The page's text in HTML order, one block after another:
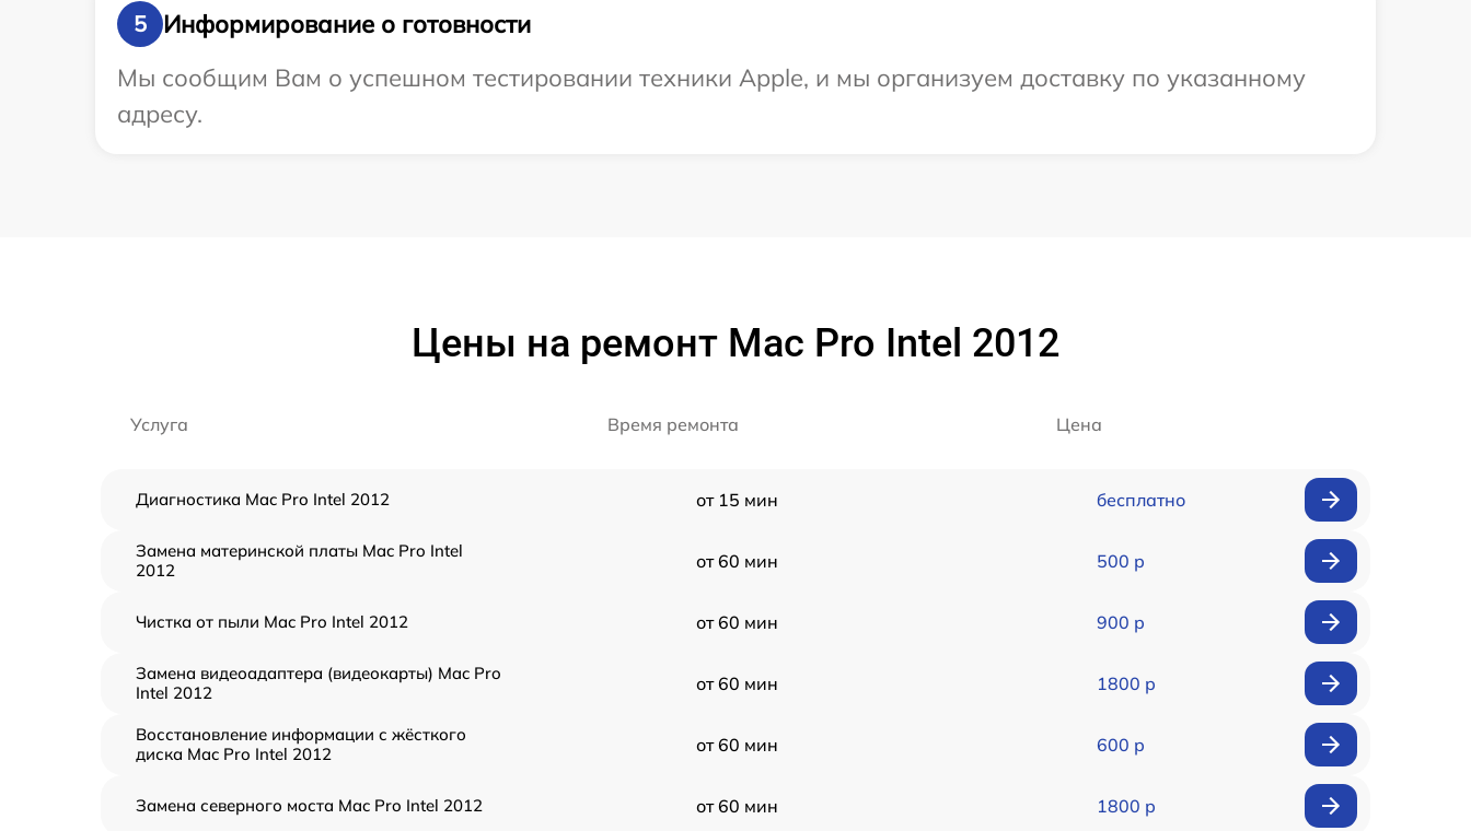
5
Информирование о готовности
Мы сообщим Вам о успешном тестировании техники Apple, и мы организуем доставку по указанному
адресу.
Цены на ремонт Mac Pro Intel 2012
Услуга Время ремонта Цена
Диагностика Mac Pro Intel 2012 от 15 мин бесплатно
Замена материнской платы Mac Pro Intel
2012
от 60 мин 500 р
Чистка от пыли Mac Pro Intel 2012 от 60 мин 900 р
Замена видеоадаптера (видеокарты) Mac Pro
Intel 2012
от 60 мин 1800 р
Восстановление информации с жёсткого
диска Mac Pro Intel 2012
от 60 мин 600 р
Замена северного моста Mac Pro Intel 2012 от 60 мин 1800 р